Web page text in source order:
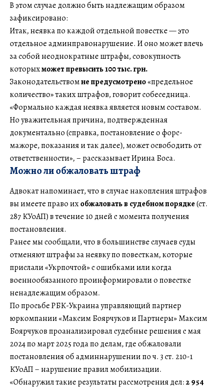
В этом случае должно быть надлежащим образом
зафиксировано:
Итак, неявка по каждой отдельной повестке — это
отдельное админправонарушение. И оно может влечь
за собой неоднократные штрафы, совокупность
которыхможет превысить 100 тыс. грн.
Законодательствомне предусмотрено«предельное
количество» таких штрафов, говорит собеседница.
«Формально каждая неявка является новым составом.
Но уважительная причина, подтвержденная
документально (справка, постановление о форс-
мажоре, показания и так далее), может освободить от
ответственности», – рассказывает Ирина Боса.
Можно ли обжаловать штраф
Адвокат напоминает, что в случае накопления штрафов
вы имеете право ихобжаловать в судебном порядке(ст.
287 КУоАП) в течение 10 дней с момента получения
постановления.
Ранее мы сообщали, что в большинстве случаев суды
отменяют штрафы за неявку по повесткам, которые
прислали «Укрпочтой» с ошибками или когда
военнообязанного проинформировали о повестке
ненадлежащим образом.
По просьбе РБК-Украина управляющий партнер
юркомпании «Максим Боярчуков и Партнеры» Максим
Боярчуков проанализировал судебные решения с мая
2024 по март 2025 года по делам, где обжаловали
постановления об админнарушении по ч. 3 ст. 210-1
КУоАП – нарушение правил мобилизации.
«Обнаружил такие результаты рассмотрения дел:2 954